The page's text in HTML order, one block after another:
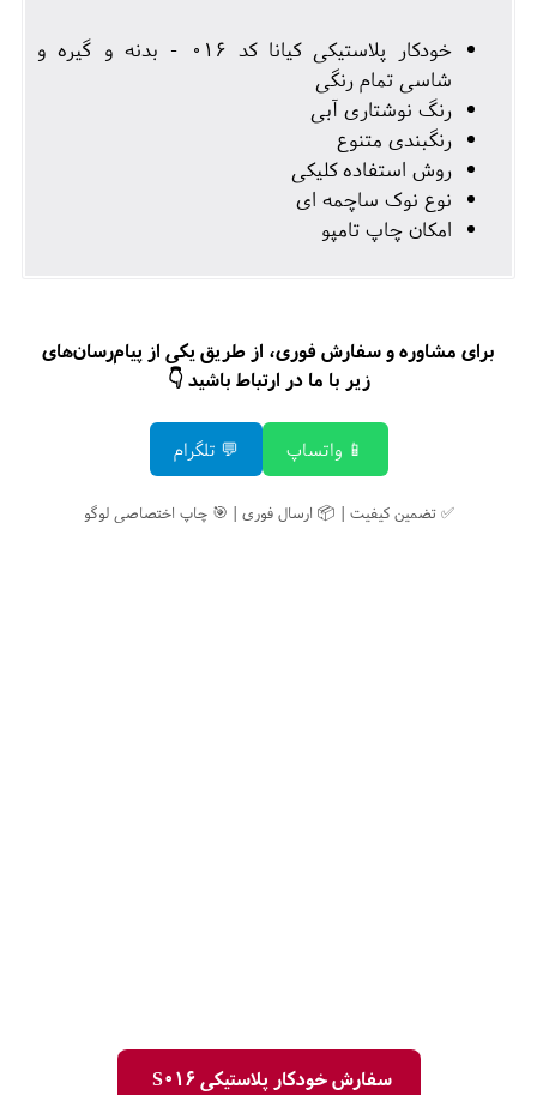
خودکار پلاستیکی کیانا کد 016 - بدنه و گیره و
شاسی تمام رنگی
رنگ نوشتاری آبی
رنگبندی متنوع
روش استفاده کلیکی
نوع نوک ساچمه ای
امکان چاپ تامپو
برای مشاوره و سفارش فوری، از طریق یکی از پیام‌رسان‌های
زیر با ما در ارتباط باشید 👇
📱 واتساپ 💬 تلگرام
✅ تضمین کیفیت | 📦 ارسال فوری | 🎯 چاپ اختصاصی لوگو
سفارش خودکار پلاستیکی S016